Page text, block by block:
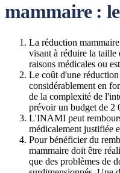
mammaire :
La réduction
visant à réduire la taille
raisons médicales ou
Le coût d'une
considérablement en
de la complexité de
prévoir un budget de 2
L'INAMI peut
médicalement justifiée
Pour bénéficier du
mammaire doit être
que des problèmes de